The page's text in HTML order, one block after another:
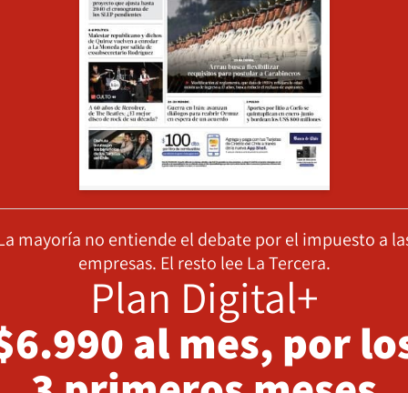
mayoría no entiende el debate por el impuesto a
empresas. El resto lee La Tercera.
Plan Digital+
al mes, por